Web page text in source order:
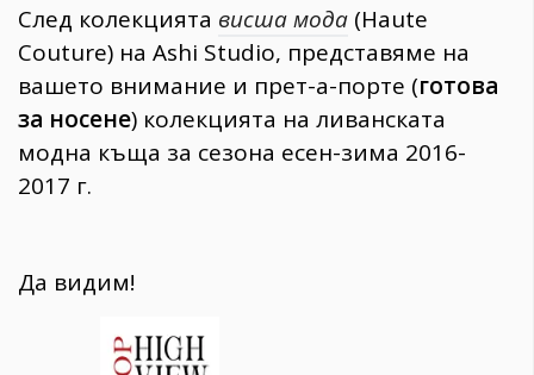
Gentlemen
382
Wellness
1817
След колекцията висша мода (Haute
Couture) на Ashi Studio, представяме на
вашето внимание и прет-а-порте (готова
за носене) колекцията на ливанската
модна къща за сезона есен-зима 2016-
2017 г.
Да видим!